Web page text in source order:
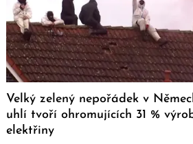
Velký zelený nepořádek v
uhlí tvoří ohromujících 31 %
elektřiny